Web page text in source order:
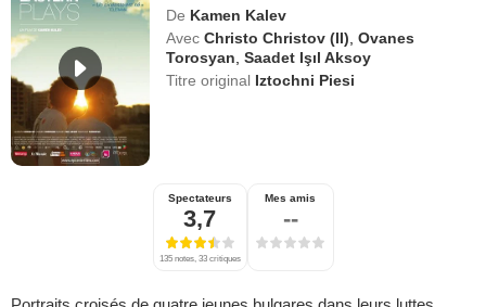
De Kamen Kalev
Avec Christo Christov (II) ,Ovanes
Torosyan ,Saadet Işıl Aksoy
Titre original Iztochni Piesi
Spectateurs
3,7
135 notes, 33 critiques
Mes amis
--